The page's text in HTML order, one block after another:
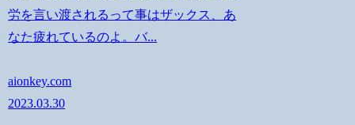
労を言い渡されるって事はザックス、あ
なた疲れているのよ。バ...
aionkey.com
2023.03.30